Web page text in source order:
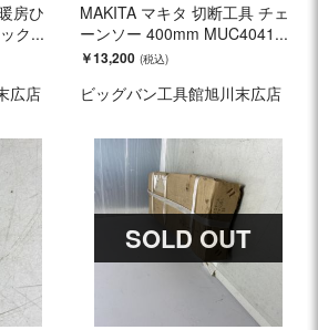
房ひ
ク...
広店
MAKITA マキタ 切断工具 チェ
ーンソー 400mm MUC4041...
￥13,200
ビッグバン工具館旭川末広店
SOLD OUT